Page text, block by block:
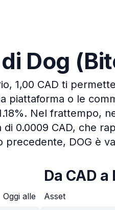
Dog
1,00 CAD ti
piattaforma o le
Nel frattempo,
0.0009 CAD, che
precedente, DOG è
Oggi alle
Da CAD a
Asset